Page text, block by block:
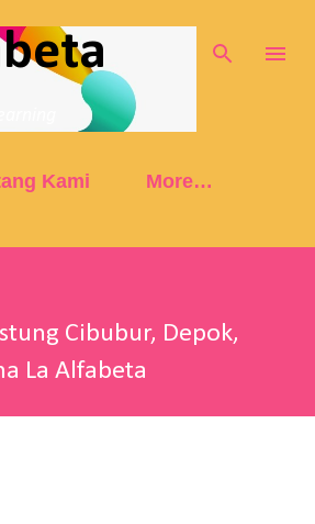
Skip to main content
Kami More…
Cibubur, Depok,
La Alfabeta